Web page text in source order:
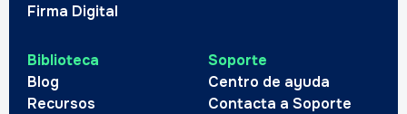
Firma Digital
Biblioteca
Blog
Recursos
Soporte
Centro de ayuda
Contacta a Soporte